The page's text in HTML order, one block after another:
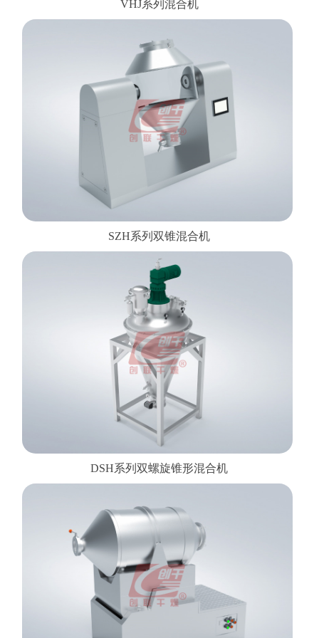
VHJ系列混合机
SZH系列双锥混合机
DSH系列双螺旋锥形混合机